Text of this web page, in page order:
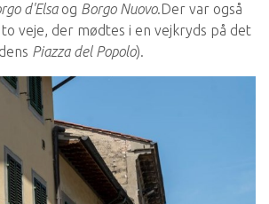
d'Elsaog Borgo Nuovo.Der var også
veje, der mødtes i en vejkryds på det
Piazza del Popolo).